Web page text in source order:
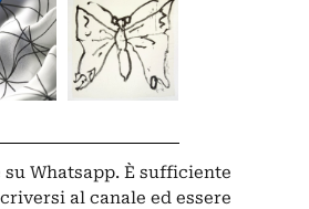
Whatsapp. È sufficiente
al canale ed essere